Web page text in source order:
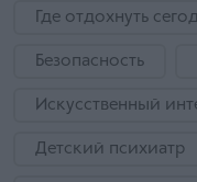
Где отдохнуть
Безопасность
Искусственный
Детский психиатр